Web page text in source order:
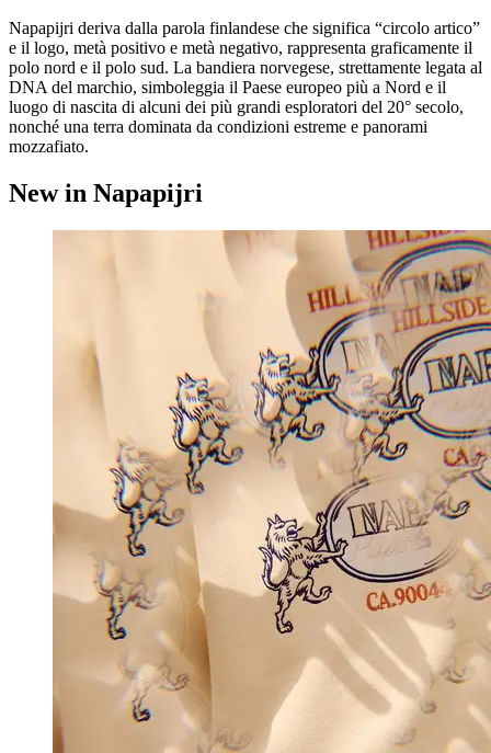
Napapijri deriva dalla parola finlandese che significa “circolo artico”
e il logo, metà positivo e metà negativo, rappresenta graficamente il
polo nord e il polo sud. La bandiera norvegese, strettamente legata al
DNA del marchio, simboleggia il Paese europeo più a Nord e il
luogo di nascita di alcuni dei più grandi esploratori del 20° secolo,
nonché una terra dominata da condizioni estreme e panorami
mozzafiato.
New in Napapijri